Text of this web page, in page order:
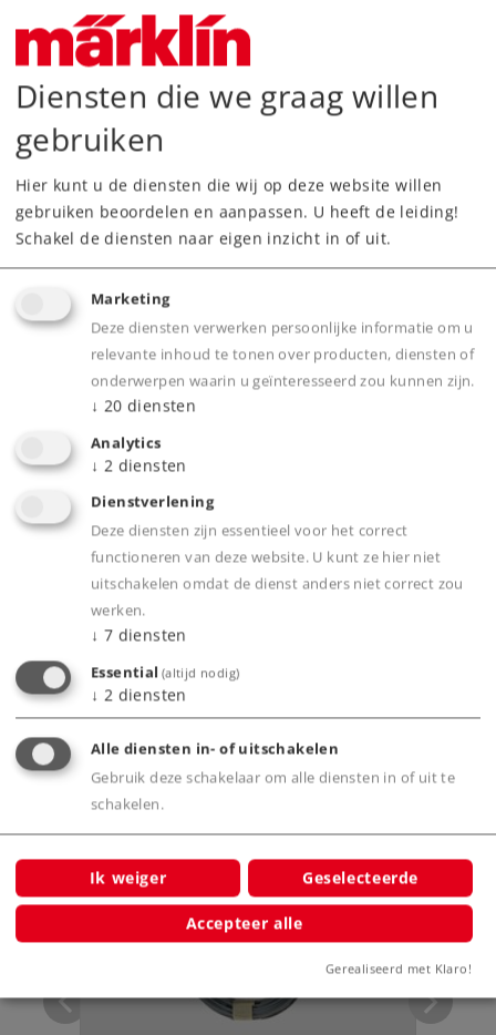
Highlights
10 Meter aansluitdraad, Geel, 1-aderig, 0,19
mm² doorsnee
spoorsystemen (analoog en digitaal)
Ideaal voor massaverbindingen, toebehoren,
wissels en verlichting.
Buigzame goede isolatie om makkelijk aan te
leggen, ook voor ingewikkelde emplacementen
Duidelijke kleurcodes voor veilige
overzichtelijke bedrading
Product
Productinfo
Bijbehorende producten
Diensten die we graag willen
gebruiken
Hier kunt u de diensten die wij op deze website willen
gebruiken beoordelen en aanpassen. U heeft de leiding!
Schakel de diensten naar eigen inzicht in of uit.
Marketing
Deze diensten verwerken persoonlijke informatie om u
relevante inhoud te tonen over producten, diensten of
onderwerpen waarin u geïnteresseerd zou kunnen zijn.
↓ 20 diensten
Analytics
↓ 2 diensten
Dienstverlening
Deze diensten zijn essentieel voor het correct
functioneren van deze website. U kunt ze hier niet
uitschakelen omdat de dienst anders niet correct zou
werken.
↓ 7 diensten
Essential (altijd nodig)
↓ 2 diensten
Alle diensten in- of uitschakelen
Gebruik deze schakelaar om alle diensten in of uit te
schakelen.
Ik weiger Geselecteerde
Accepteer alle
Gerealiseerd met Klaro!